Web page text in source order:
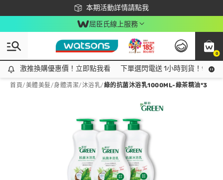
本期活動詳情請點我
下載app最高回饋$350
屈臣氏線上服務
0
激推換購優惠價！立即點我看
激推換購優惠價！立即點我看 下單選閃電送 1小時到貨！領神
首頁/美體美髮/身體清潔/沐浴乳/綠的抗菌沐浴乳1000ML-綠茶精油*3